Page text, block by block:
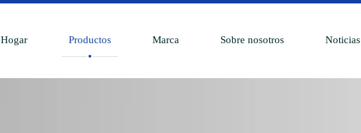
Hogar Productos Marca Sobre nosotros Noticias